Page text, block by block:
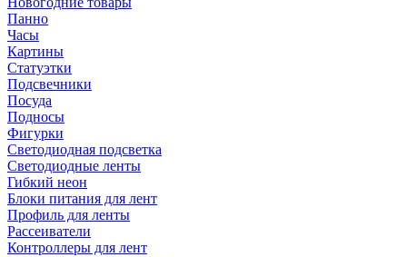
Панно
Часы
Картины
Статуэтки
Подсвечники
Посуда
Подносы
Фигурки
Светодиодная подсветка
Светодиодные ленты
Гибкий неон
Блоки питания для лент
Профиль для ленты
Рассеиватели
Контроллеры для лент